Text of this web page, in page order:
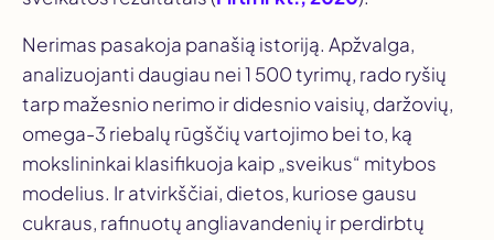
Nerimas pasakoja panašią istoriją. Apžvalga,
analizuojanti daugiau nei 1 500 tyrimų, rado ryšių
tarp mažesnio nerimo ir didesnio vaisių, daržovių,
omega-3 riebalų rūgščių vartojimo bei to, ką
mokslininkai klasifikuoja kaip „sveikus“ mitybos
modelius. Ir atvirkščiai, dietos, kuriose gausu
cukraus, rafinuotų angliavandenių ir perdirbtų